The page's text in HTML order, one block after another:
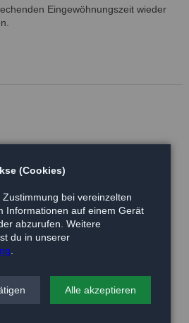
Eingewöhnungszeit wieder
(Cookies)
bei vereinzelten
Informationen auf einem Gerät
abzurufen. Weitere
du in unserer
Alle akzeptieren